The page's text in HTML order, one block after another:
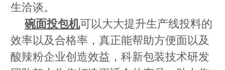
生洽谈。
碗面投包机可以大大提升生产线投料的
效率以及合格率，真正能帮助方便面以及
酸辣粉企业创造效益，科新包装技术研发